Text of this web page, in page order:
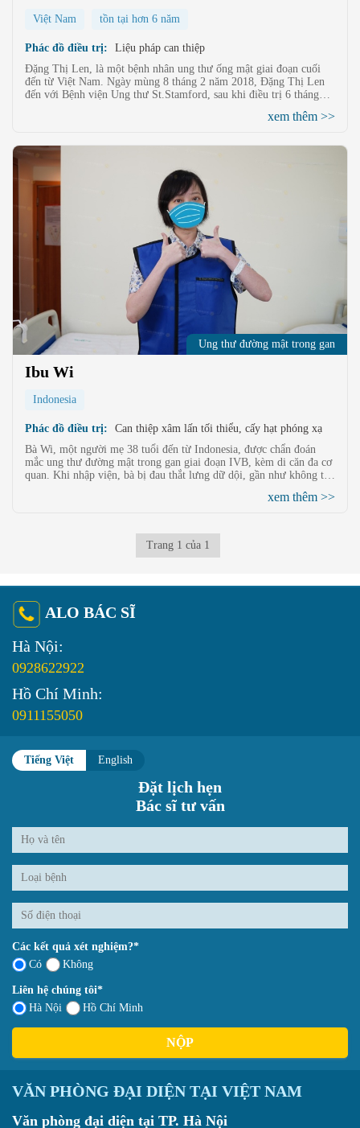
Việt Nam tồn tại hơn 6 năm
Phác đồ điều trị:
Liệu pháp can thiệp
Đặng Thị Len, là một bệnh nhân ung thư ống mật giai đoạn cuối
đến từ Việt Nam. Ngày mùng 8 tháng 2 năm 2018, Đặng Thị Len
đến với Bệnh viện Ung thư St.Stamford, sau khi điều trị 6 tháng
không còn nữa, khối u tại ống mật cũng biến mất, hiện tại bệnh
xem thêm >>
Ung thư đường mật trong gan
Ibu Wi
Indonesia
Phác đồ điều trị:
Can thiệp xâm lấn tối thiểu, cấy hạt phóng xạ
Bà Wi, một người mẹ 38 tuổi đến từ Indonesia, được chẩn đoán
mắc ung thư đường mật trong gan giai đoạn IVB, kèm di căn đa cơ
quan. Khi nhập viện, bà bị đau thắt lưng dữ dội, gần như không thể
259.636,80 U/mL. Sau khi được điều trị bằng can thiệp xâm lấn tối
toàn, cảm giác thèm ăn trở lại bình thường. Trong xúc động, bà
chia sẻ: "Cảm ơn đội ngũ y bác sĩ đã mang đến cho tôi hy vọng
xem thêm >>
Trang 1 của 1
ALO BÁC SĨ
Hà Nội:
0928622922
Hồ Chí Minh:
0911155050
Tiếng Việt English
Đặt lịch hẹn
Bác sĩ tư vấn
Các kết quả xét nghiệm?*
Có
Không
Liên hệ chúng tôi*
Hà Nội
Hồ Chí Minh
NỘP
VĂN PHÒNG ĐẠI DIỆN TẠI VIỆT NAM
Văn phòng đại diện tại TP. Hà Nội